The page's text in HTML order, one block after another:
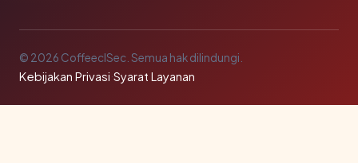
© 2026 CoffeeclSec. Semua hak dilindungi.
Kebijakan Privasi·Syarat Layanan